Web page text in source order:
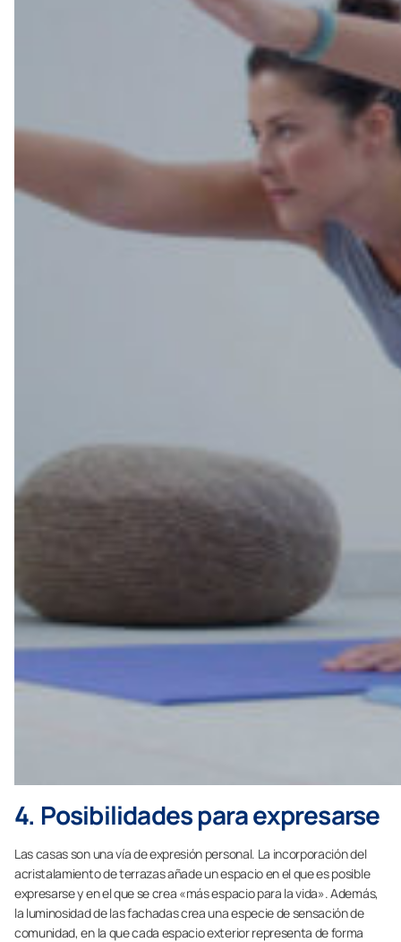
4. Posibilidades para expresarse
Las casas son una vía de expresión personal. La incorporación del
acristalamiento de terrazas añade un espacio en el que es posible
expresarse y en el que se crea «más espacio para la vida». Además,
la luminosidad de las fachadas crea una especie de sensación de
comunidad, en la que cada espacio exterior representa de forma